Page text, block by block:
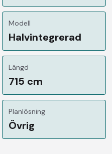
Modell
Halvintegrerad
Längd
715 cm
Planlösning
Övrig